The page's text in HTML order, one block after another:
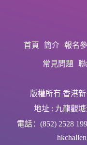
首頁 簡介 報名
常見問題
版權所有 香港
地址 : 九龍觀
電話：(852) 2528